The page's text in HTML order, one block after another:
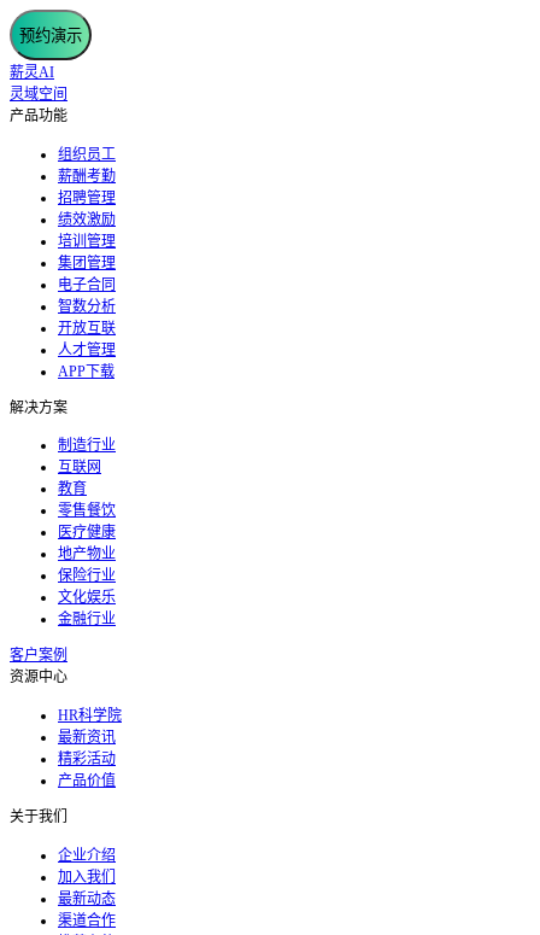
预约演示
薪灵AI
灵域空间
产品功能
组织员工
薪酬考勤
招聘管理
绩效激励
培训管理
集团管理
电子合同
智数分析
开放互联
人才管理
APP下载
解决方案
制造行业
互联网
教育
零售餐饮
医疗健康
地产物业
保险行业
文化娱乐
金融行业
客户案例
资源中心
HR科学院
最新资讯
精彩活动
产品价值
关于我们
企业介绍
加入我们
最新动态
渠道合作